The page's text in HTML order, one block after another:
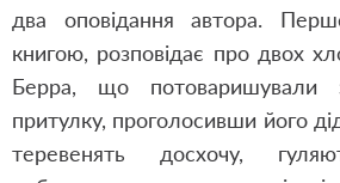
два оповідання автора.
книгою, розповідає про двох
Берра, що потоваришували
притулку, проголосивши його
теревенять досхочу,